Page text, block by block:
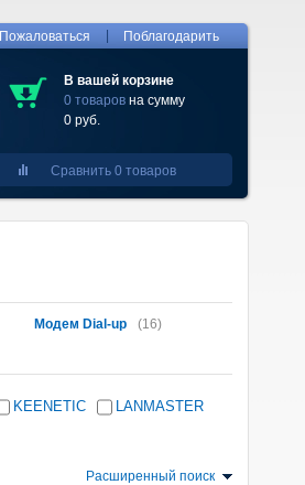
Пожаловаться Поблагодарить
В вашей корзине
0 товаров на сумму
0 руб.
Сравнить 0 товаров
Модем Dial-up
(16)
KEENETIC
LANMASTER
Расширенный поиск